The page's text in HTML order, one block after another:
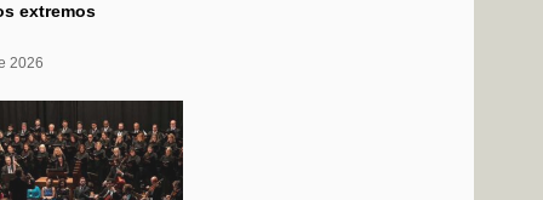
extremos
2026